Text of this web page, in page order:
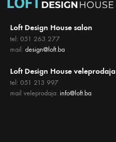
Loft Design House salon
tel: 051 263 277
mail: design@loft.ba
Loft Design House veleprodaja
tel: 051 213 997
mail veleprodaja: info@loft.ba